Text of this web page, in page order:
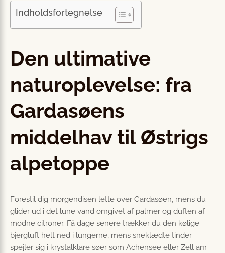
Indholdsfortegnelse
Den ultimative
naturoplevelse: fra
Gardasøens
middelhav til Østrigs
alpetoppe
Forestil dig morgendisen lette over Gardasøen, mens du
glider ud i det lune vand omgivet af palmer og duften af
modne citroner. Få dage senere trækker du den kølige
bjergluft helt ned i lungerne, mens sneklædte tinder
spejler sig i krystalklare søer som Achensee eller Zell am